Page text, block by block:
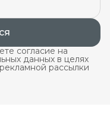
согласие на
данных в целях
рассылки